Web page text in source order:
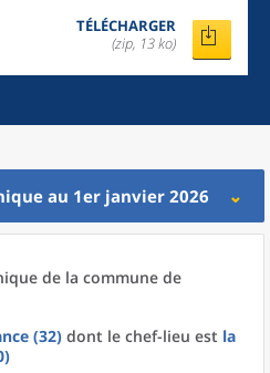
TÉLÉCHARGER
(zip, 13 ko)
au 1er janvier 2026
de la commune de
(32) dont le chef-lieu est la